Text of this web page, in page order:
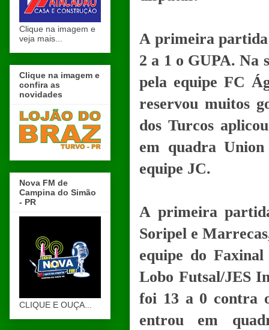
A primeira partida
2 a 1 o GUPA. Na
pela equipe FC
reservou muitos
dos Turcos
em quadra
equipe JC.
A primeira
Soripel e
equipe do
Lobo Futsal/JES
foi 13 a 0 contra
entrou em
Clique na imagem e
veja mais...
Clique na imagem e
confira as
novidades
Nova FM de
Campina do Simão
- PR
CLIQUE E OUÇA...